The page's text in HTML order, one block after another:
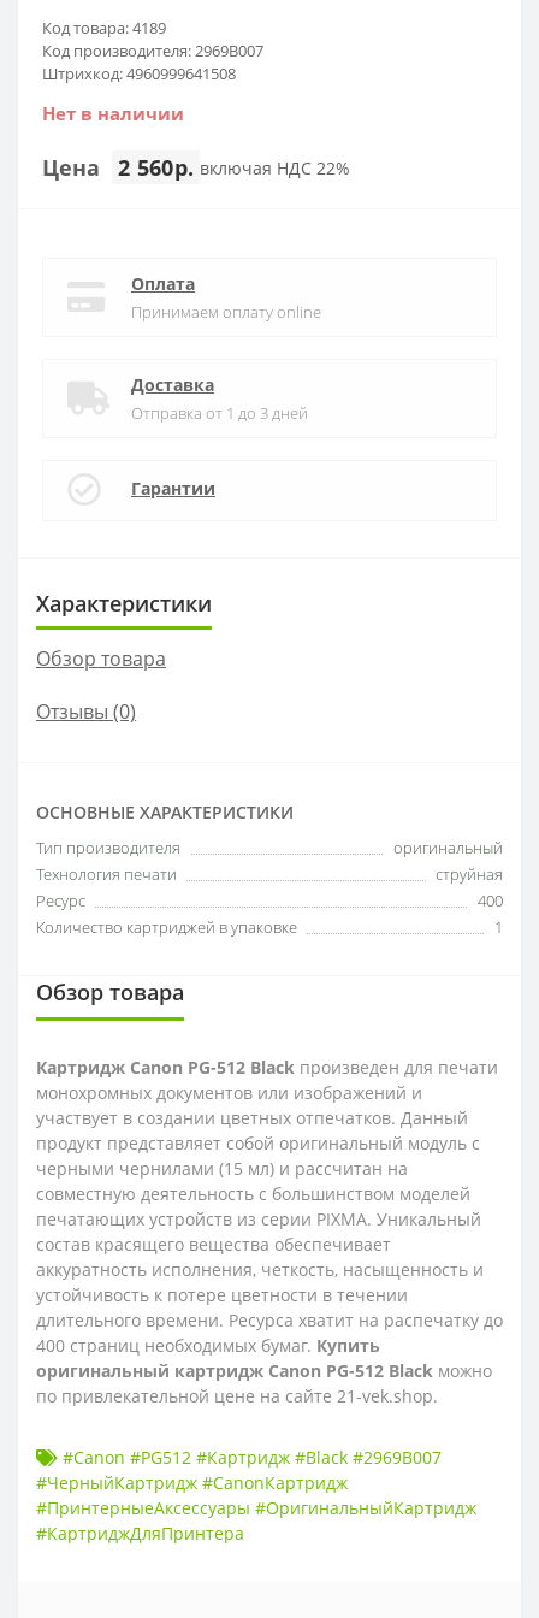
Код товара: 4189
Код производителя: 2969B007
Штрихкод: 4960999641508
Нет в наличии
Цена 2 560р. включая НДС 22%
Оплата
Принимаем оплату online
Доставка
Отправка от 1 до 3 дней
Гарантии
Характеристики
Обзор товара
Отзывы (0)
ОСНОВНЫЕ ХАРАКТЕРИСТИКИ
Тип производителя
оригинальный
Технология печати
струйная
Ресурс
400
Количество картриджей в упаковке
1
Обзор товара
Картридж Canon PG-512 Black произведен для печати
монохромных документов или изображений и
участвует в создании цветных отпечатков. Данный
продукт представляет собой оригинальный модуль с
черными чернилами (15 мл) и рассчитан на
совместную деятельность с большинством моделей
печатающих устройств из серии PIXMA. Уникальный
состав красящего вещества обеспечивает
аккуратность исполнения, четкость, насыщенность и
устойчивость к потере цветности в течении
длительного времени. Ресурса хватит на распечатку до
400 страниц необходимых бумаг. Купить
оригинальный картридж Canon PG-512 Black можно
по привлекательной цене на сайте 21-vek.shop.
#Canon #PG512 #Картридж #Black #2969B007
#ЧерныйКартридж #CanonКартридж
#ПринтерныеАксессуары #ОригинальныйКартридж
#КартриджДляПринтера